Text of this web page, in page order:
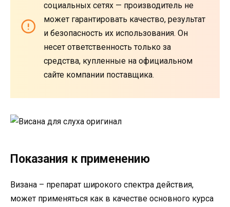
социальных сетях — производитель не
может гарантировать качество, результат
и безопасность их использования. Он
несет ответственность только за
средства, купленные на официальном
сайте компании поставщика.
Показания к применению
Визана – препарат широкого спектра действия,
может применяться как в качестве основного курса